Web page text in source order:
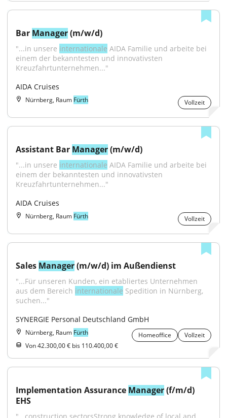
Bar Manager (m/w/d)
"...in unsere internationale AIDA Familie und arbeite bei
einem der bekanntesten und innovativsten
Kreuzfahrtunternehmen..."
AIDA Cruises
Nürnberg, Raum Fürth Vollzeit
Assistant Bar Manager (m/w/d)
"...in unsere internationale AIDA Familie und arbeite bei
einem der bekanntesten und innovativsten
Kreuzfahrtunternehmen..."
AIDA Cruises
Nürnberg, Raum Fürth Vollzeit
Sales Manager (m/w/d) im Außendienst
"...Für unseren Kunden, ein etabliertes Unternehmen
aus dem Bereich internationale Spedition in Nürnberg,
suchen..."
SYNERGIE Personal Deutschland GmbH
Nürnberg, Raum Fürth Homeoffice
Vollzeit
Von 42.300,00 € bis 110.400,00 €
Implementation Assurance Manager (f/m/d)
EHS